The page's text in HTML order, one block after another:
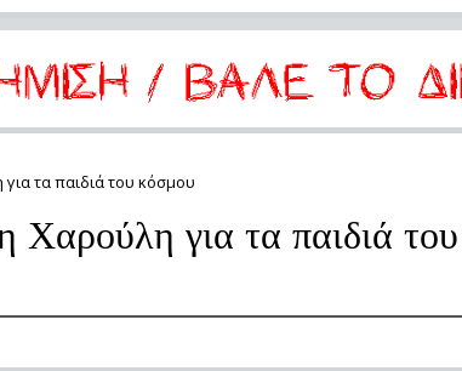
τα παιδιά του κόσμου
Χαρούλη για τα παιδιά του